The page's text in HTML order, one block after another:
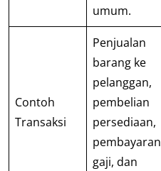
umum.
Contoh
Transaksi
Penjualan
barang ke
pelanggan,
pembelian
persediaan,
pembayaran
gaji, dan